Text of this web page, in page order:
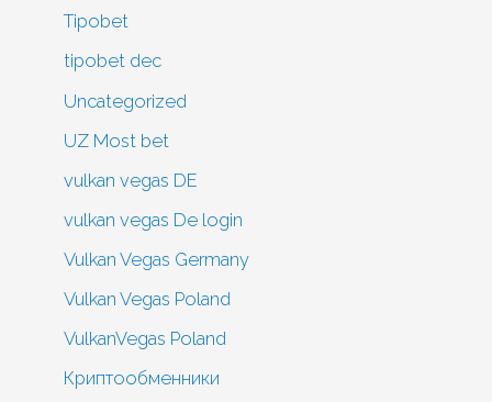
Tipobet
tipobet dec
Uncategorized
UZ Most bet
vulkan vegas DE
vulkan vegas De login
Vulkan Vegas Germany
Vulkan Vegas Poland
VulkanVegas Poland
Криптообменники